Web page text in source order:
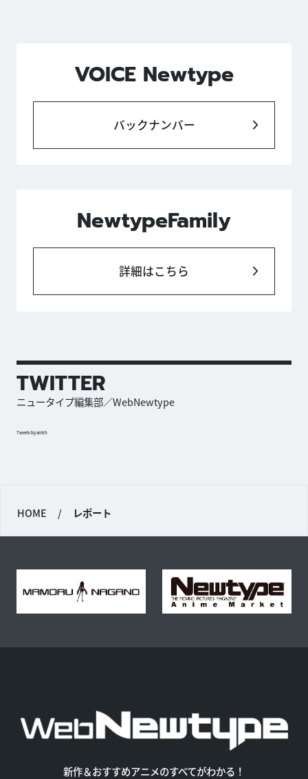
VOICE Newtype
バックナンバー
NewtypeFamily
詳細はこちら
TWITTER
ニュータイプ編集部／WebNewtype
Tweets by antch
HOME / レポート
新作＆おすすめアニメのすべてがわかる！